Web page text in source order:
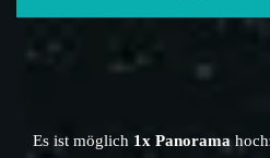
Es ist möglich 1x Panorama